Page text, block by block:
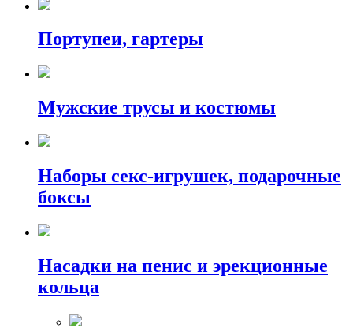
Портупеи, гартеры
Мужские трусы и костюмы
Наборы секс-игрушек, подарочные
боксы
Насадки на пенис и эрекционные
кольца